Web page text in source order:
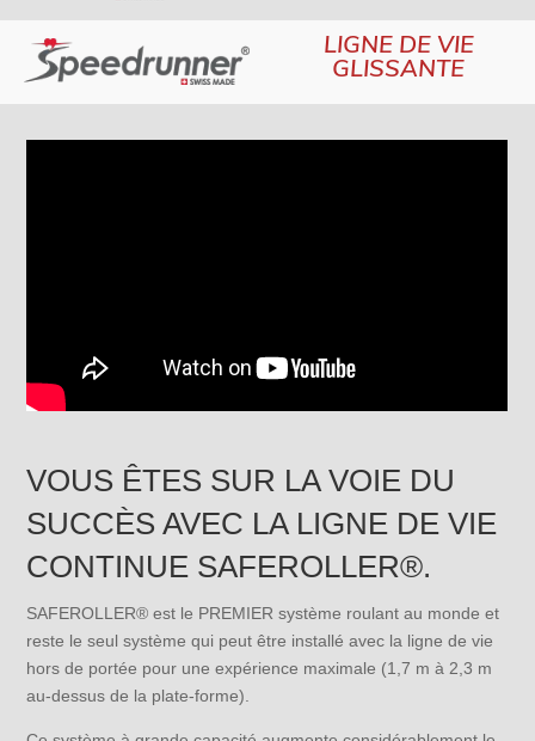
LIGNE DE VIE
GLISSANTE
VOUS ÊTES SUR LA VOIE DU
SUCCÈS AVEC LA LIGNE DE VIE
CONTINUE SAFEROLLER®.
SAFEROLLER® est le PREMIER système roulant au monde et
reste le seul système qui peut être installé avec la ligne de vie
hors de portée pour une expérience maximale (1,7 m à 2,3 m
au-dessus de la plate-forme).